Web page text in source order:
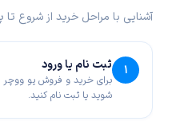
آشنایی با مراحل خرید از شروع
۱ ثبت نام یا ورود
برای خرید و فروش یو ووچر
شوید یا ثبت نام کنید.